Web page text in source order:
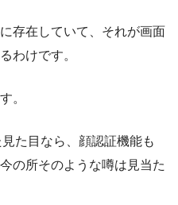
存在していて、それが画面
わけです。
。
た目なら、顔認証機能も
の所そのような噂は見当た